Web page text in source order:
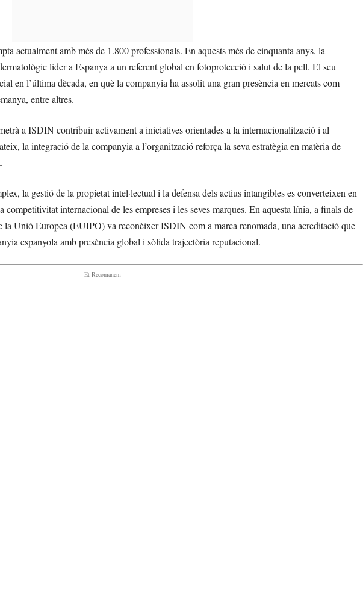
actualment amb més de 1.800 professionals. En aquests més de cinquanta anys, la
líder a Espanya a un referent global en fotoprotecció i salut de la pell. El seu
en l’última dècada, en què la companyia ha assolit una gran presència en mercats com
entre altres.
a ISDIN contribuir activament a iniciatives orientades a la internacionalització i al
la integració de la companyia a l’organització reforça la seva estratègia en matèria de
la gestió de la propietat intel·lectual i la defensa dels actius intangibles es converteixen en
internacional de les empreses i les seves marques. En aquesta línia, a finals de
la Unió Europea (EUIPO) va reconèixer ISDIN com a marca renomada, una acreditació que
espanyola amb presència global i sòlida trajectòria reputacional.
- Et Recomanem -